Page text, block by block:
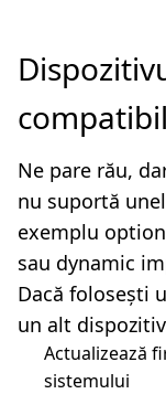
compatibil
Ne pare rău,
nu suportă
exemplu
sau dynamic
Dacă folosești
un alt
Actualizează
sistemului